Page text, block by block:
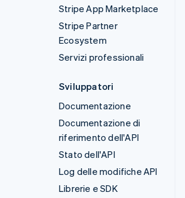
Stripe App Marketplace
Stripe Partner
Ecosystem
Servizi professionali
Sviluppatori
Documentazione
Documentazione di
riferimento dell'API
Stato dell'API
Log delle modifiche API
Librerie e SDK